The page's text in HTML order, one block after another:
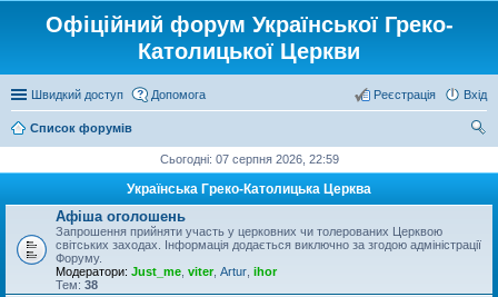
Офіційний форум Української Греко-
Католицької Церкви
Швидкий доступ Допомога Вхід
Реєстрація
Список форумів
Сьогодні: 07 серпня 2026, 22:59
Українська Греко-Католицька Церква
Афіша оголошень
Запрошення прийняти участь у церковних чи толерованих Церквою
світських заходах. Інформація додається виключно за згодою адміністрації
Форуму.
Модератори: Just_me viter, Artur ihor
Тем: 38